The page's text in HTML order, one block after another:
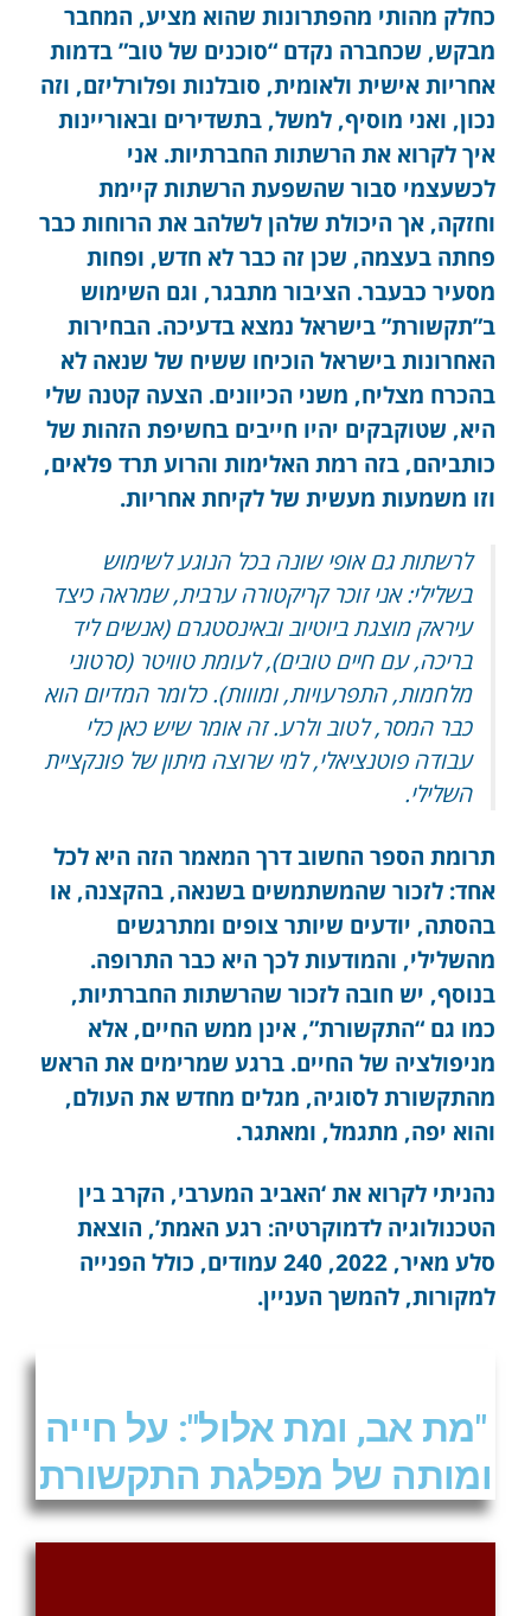
כחלק מהותי מהפתרונות שהוא מציע, המחבר
מבקש, שכחברה נקדם “סוכנים של טוב” בדמות
אחריות אישית ולאומית, סובלנות ופלורליזם, וזה
נכון, ואני מוסיף, למשל, בתשדירים ובאוריינות
איך לקרוא את הרשתות החברתיות. אני
לכשעצמי סבור שהשפעת הרשתות קיימת
וחזקה, אך היכולת שלהן לשלהב את הרוחות כבר
פחתה בעצמה, שכן זה כבר לא חדש, ופחות
מסעיר כבעבר. הציבור מתבגר, וגם השימוש
ב”תקשורת” בישראל נמצא בדעיכה. הבחירות
האחרונות בישראל הוכיחו ששיח של שנאה לא
בהכרח מצליח, משני הכיוונים. הצעה קטנה שלי
היא, שטוקבקים יהיו חייבים בחשיפת הזהות של
כותביהם, בזה רמת האלימות והרוע תרד פלאים,
וזו משמעות מעשית של לקיחת אחריות.
לרשתות גם אופי שונה בכל הנוגע לשימוש
בשלילי: אני זוכר קריקטורה ערבית, שמראה כיצד
עיראק מוצגת ביוטיוב ובאינסטגרם (אנשים ליד
בריכה, עם חיים טובים), לעומת טוויטר (סרטוני
מלחמות, התפרעויות, ומווות). כלומר המדיום הוא
כבר המסר, לטוב ולרע. זה אומר שיש כאן כלי
עבודה פוטנציאלי, למי שרוצה מיתון של פונקציית
השלילי.
תרומת הספר החשוב דרך המאמר הזה היא לכל
אחד: לזכור שהמשתמשים בשנאה, בהקצנה, או
בהסתה, יודעים שיותר צופים ומתרגשים
מהשלילי, והמודעות לכך היא כבר התרופה.
בנוסף, יש חובה לזכור שהרשתות החברתיות,
כמו גם “התקשורת”, אינן ממש החיים, אלא
מניפולציה של החיים. ברגע שמרימים את הראש
מהתקשורת לסוגיה, מגלים מחדש את העולם,
והוא יפה, מתגמל, ומאתגר.
נהניתי לקרוא את ‘האביב המערבי, הקרב בין
הטכנולוגיה לדמוקרטיה: רגע האמת’, הוצאת
סלע מאיר, 2022, 240 עמודים, כולל הפנייה
למקורות, להמשך העניין.
"מת אב, ומת אלול": על חייה
ומותה של מפלגת התקשורת